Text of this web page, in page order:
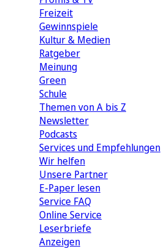
Freizeit
Gewinnspiele
Kultur & Medien
Ratgeber
Meinung
Green
Schule
Themen von A bis Z
Newsletter
Podcasts
Services und Empfehlungen
Wir helfen
Unsere Partner
E-Paper lesen
Service FAQ
Online Service
Leserbriefe
Anzeigen